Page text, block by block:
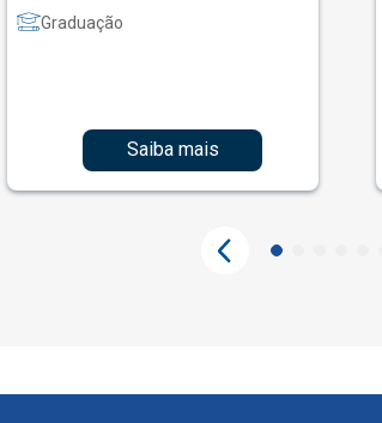
Graduação
Saiba mais